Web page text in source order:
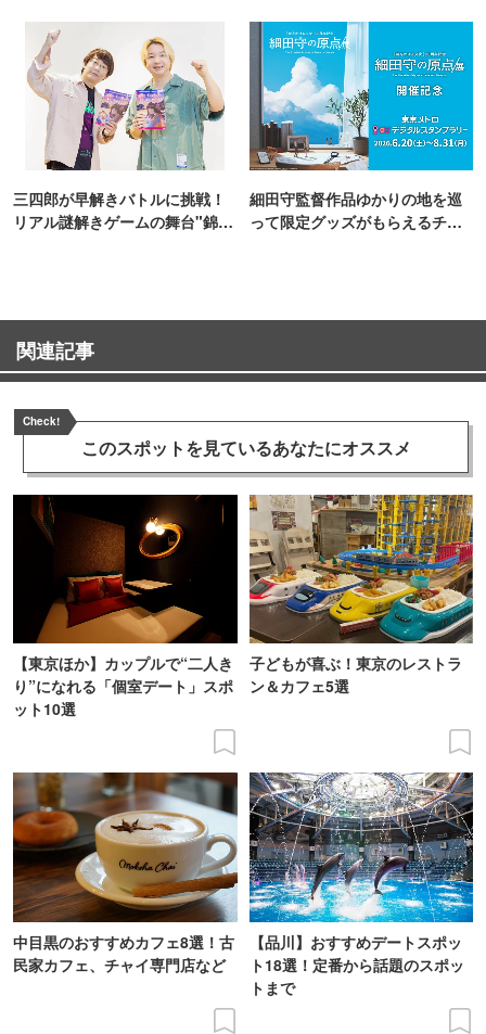
三四郎が早解きバトルに挑戦！
リアル謎解きゲームの舞台"錦糸
細田守監督作品ゆかりの地を巡
って限定グッズがもらえるチャ
関連記事
Check!
このスポットを見ているあなたにオススメ
【東京ほか】カップルで“二人き
り”になれる「個室デート」スポ
ット10選
子どもが喜ぶ！東京のレストラ
ン＆カフェ5選
中目黒のおすすめカフェ8選！古
民家カフェ、チャイ専門店など
【品川】おすすめデートスポッ
ト18選！定番から話題のスポッ
トまで